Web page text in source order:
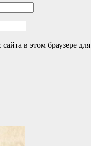
в этом браузере для